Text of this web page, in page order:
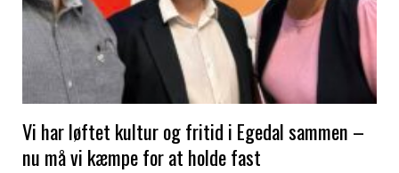
Vi har løftet kultur og fritid i Egedal sammen –
nu må vi kæmpe for at holde fast